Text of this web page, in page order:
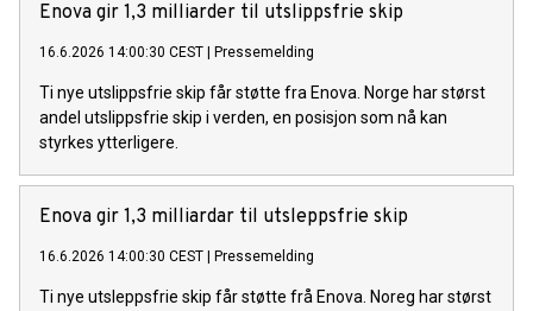
Enova gir 1,3 milliarder til utslippsfrie skip
16.6.2026 14:00:30 CEST Pressemelding
Ti nye utslippsfrie skip får støtte fra Enova. Norge har størst
andel utslippsfrie skip i verden, en posisjon som nå kan
styrkes ytterligere.
Enova gir 1,3 milliardar til utsleppsfrie skip
16.6.2026 14:00:30 CEST Pressemelding
Ti nye utsleppsfrie skip får støtte frå Enova. Noreg har størst